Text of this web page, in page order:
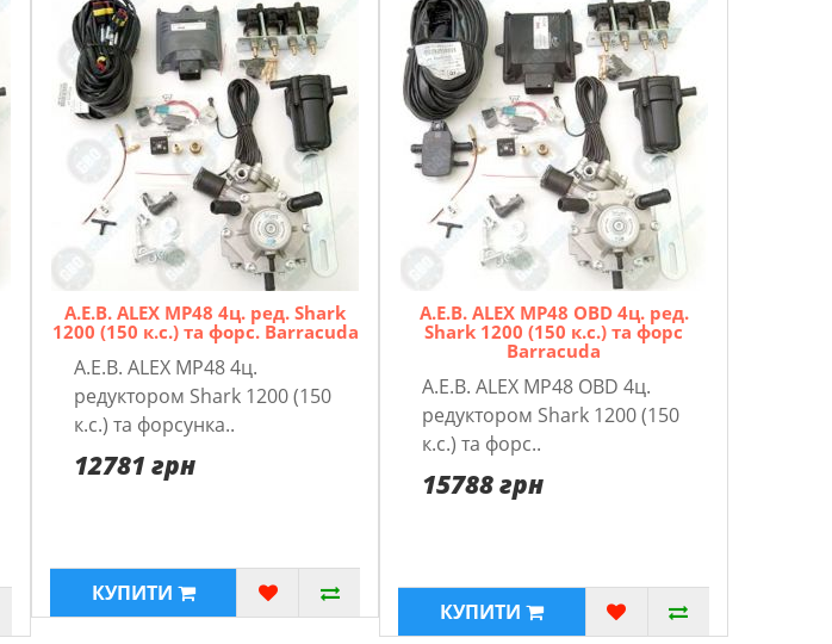
A.E.B. ALEX MP48 4ц. pед. Shark
1200 (150 к.с.) та форс. Barracuda
A.E.B. ALEX MP48 4ц.
pедуктором Shark 1200 (150
к.с.) та форсунка..
12781 грн
КУПИТИ
A.E.B. ALEX MP48 OBD 4ц. pед.
Shark 1200 (150 к.с.) та форс
Barracuda
A.E.B. ALEX MP48 OBD 4ц.
pедуктором Shark 1200 (150
к.с.) та форс..
15788 грн
КУПИТИ